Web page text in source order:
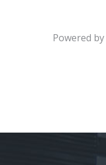
Powered by